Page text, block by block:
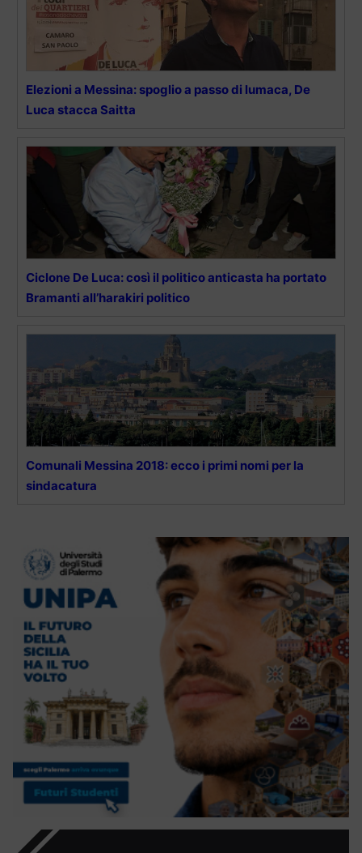
Elezioni a Messina: spoglio a passo di lumaca, De
Luca stacca Saitta
Ciclone De Luca: così il politico anticasta ha portato
Bramanti all’harakiri politico
Comunali Messina 2018: ecco i primi nomi per la
sindacatura